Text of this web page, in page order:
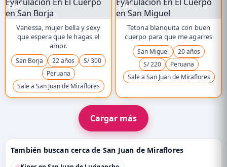
TOP
Vanessa, mujer bella y sexy
que espera que le hagas el
amor.
San Borja 22 años
S/ 300
Peruana
Sale a San Juan de Miraflores
TOP
Tetona blanquita con buen
cuerpo para que me agarres
San Miguel
20 años
S/ 220
Peruana
Sale a San Juan de Miraflores
Cargar más
También buscan cerca de San Juan de Miraflores